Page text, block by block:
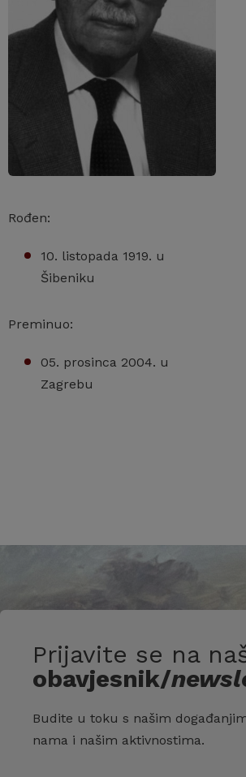
Rođen:
10. listopada 1919. u
Šibeniku
Preminuo:
05. prosinca 2004. u
Zagrebu
Prijavite se na
obavjesnik/
Budite u toku s našim
nama i našim aktivnostima.